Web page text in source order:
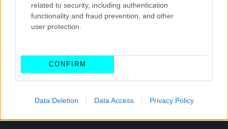
related to security, including authentication
functionality and fraud prevention, and other
user protection.
CONFIRM
Data Deletion Data Access Privacy Policy
Δείτε στο παρακάτω βίντεο το
στρατιωτικό Lada Niva σε δράση